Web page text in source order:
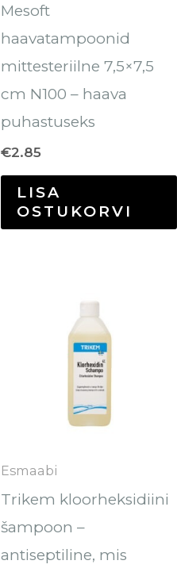
Mesoft
haavatampoonid
mittesteriilne 7,5×7,5
cm N100 – haava
puhastuseks
€2.85
LISA
OSTUKORVI
Esmaabi
Trikem kloorheksidiini
šampoon –
antiseptiline, mis